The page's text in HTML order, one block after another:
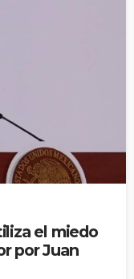
el miedo
por Juan